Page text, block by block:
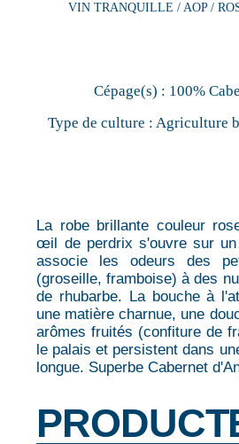
VIN TRANQUILLE / AOP /
Cépage(s) : 100%
Type de culture : Agriculture
La robe brillante couleur
œil de perdrix s'ouvre sur
associe les odeurs des
(groseille, framboise) à des
de rhubarbe. La bouche à
une matière charnue, une
arômes fruités (confiture de
le palais et persistent dans
longue. Superbe Cabernet